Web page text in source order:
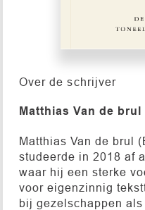
Over de schrijver
Matthias Van de brul
Matthias Van de brul
studeerde in 2018 af
waar hij een sterke
voor eigenzinnig
bij gezelschappen